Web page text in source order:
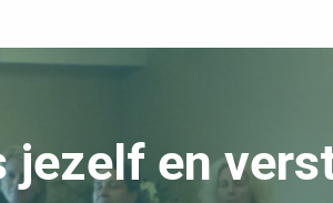
jezelf en